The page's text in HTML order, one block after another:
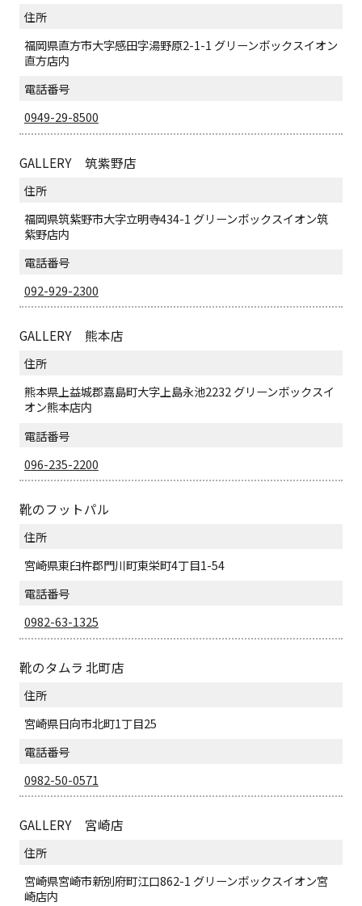
住所
福岡県直方市大字感田字湯野原2-1-1 グリーンボックスイオン
直方店内
電話番号
0949-29-8500
GALLERY 筑紫野店
住所
福岡県筑紫野市大字立明寺434-1 グリーンボックスイオン筑
紫野店内
電話番号
092-929-2300
GALLERY 熊本店
住所
熊本県上益城郡嘉島町大字上島永池2232 グリーンボックスイ
オン熊本店内
電話番号
096-235-2200
靴のフットパル
住所
宮崎県東臼杵郡門川町東栄町4丁目1-54
電話番号
0982-63-1325
靴のタムラ 北町店
住所
宮崎県日向市北町1丁目25
電話番号
0982-50-0571
GALLERY 宮崎店
住所
宮崎県宮崎市新別府町江口862-1 グリーンボックスイオン宮
崎店内